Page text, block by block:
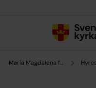
Maria Magdalena församling